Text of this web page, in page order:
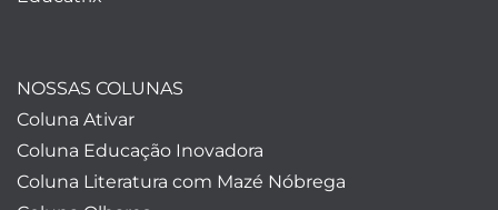
NOSSAS COLUNAS
Coluna Ativar
Coluna Educação Inovadora
Coluna Literatura com Mazé Nóbrega